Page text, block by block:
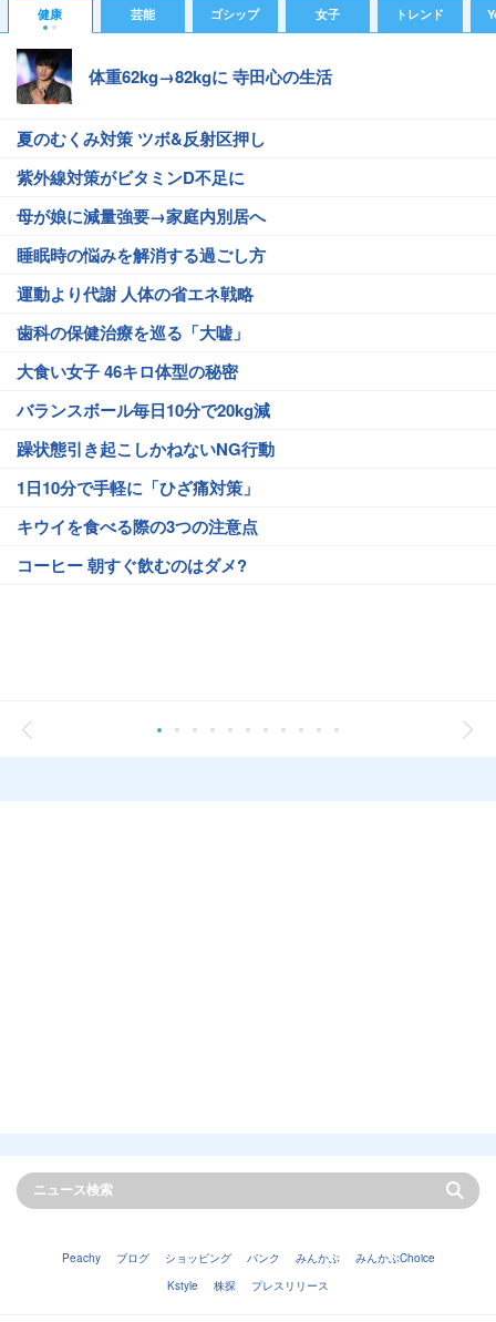
健康 芸能 ゴシップ 女子 トレンド
体重62kg→82kgに 寺田心の生活
夏のむくみ対策 ツボ&反射区押し
紫外線対策がビタミンD不足に
母が娘に減量強要→家庭内別居へ
睡眠時の悩みを解消する過ごし方
運動より代謝 人体の省エネ戦略
歯科の保健治療を巡る「大嘘」
大食い女子 46キロ体型の秘密
バランスボール毎日10分で20kg減
躁状態引き起こしかねないNG行動
1日10分で手軽に「ひざ痛対策」
キウイを食べる際の3つの注意点
コーヒー 朝すぐ飲むのはダメ?
Peachy ブログ ショッピング バンク みんかぶ
みんかぶChoice
Kstyle
株探 プレスリリース